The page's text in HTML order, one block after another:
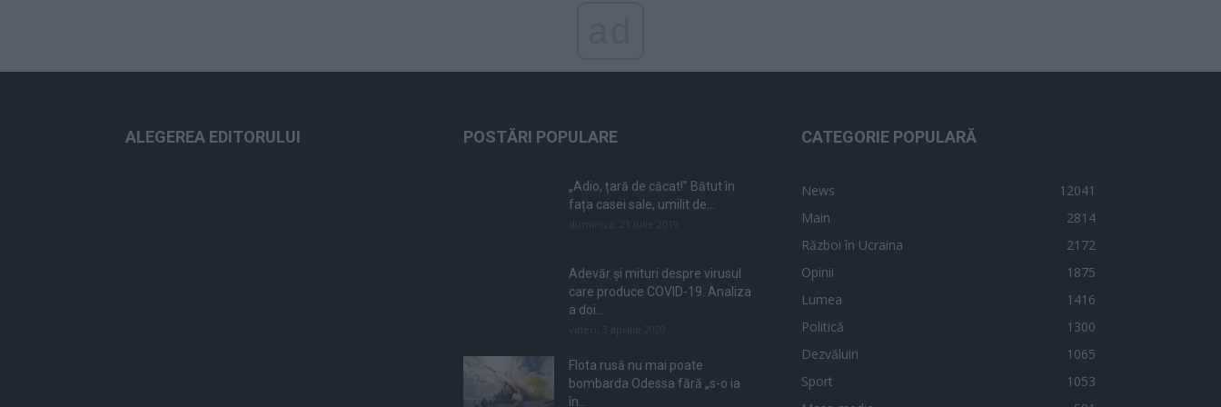
ALEGEREA EDITORULUI POSTĂRI POPULARE
„Adio, țară de căcat!” Bătut în
fața casei sale, umilit de...
Adevăr și mituri despre virusul
care produce COVID-19. Analiza
a doi...
Flota rusă nu mai poate
bombarda Odessa fără „s-o ia
în...
CATEGORIE POPULARĂ
News
12041
Main
2814
Război în Ucraina
2172
Opinii
1875
Lumea
1416
Politică
1300
Dezvăluiri
1065
Sport
1053